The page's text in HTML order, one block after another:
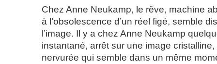
Chez Anne Neukamp, le rêve, machine
à l’obsolescence d’un réel figé, semble
l’image. Il y a chez Anne Neukamp
instantané, arrêt sur une image
nervurée qui semble dans un même